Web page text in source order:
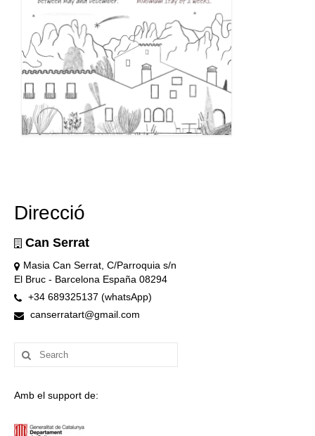
Direcció
Can Serrat
Masia Can Serrat, C/Parroquia s/n
El Bruc - Barcelona España 08294
+34 689325137 (whatsApp)
canserratart@gmail.com
Search
for:
Amb el support de: